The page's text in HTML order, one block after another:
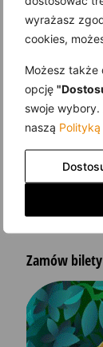
wyrażasz
cookies,
Możesz także
opcję
swoje
naszą
Sponsor
Zamów